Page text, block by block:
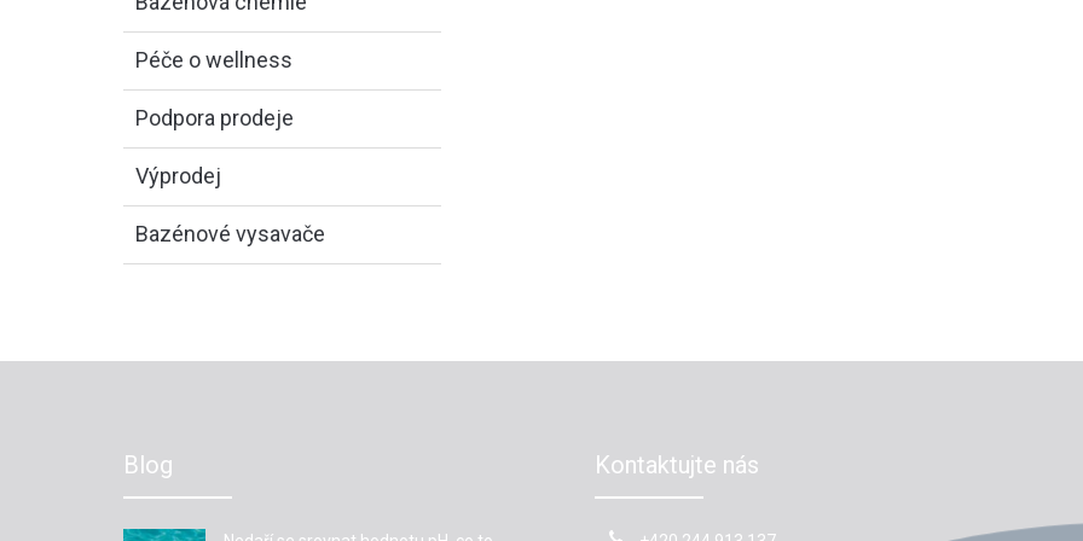
Péče o wellness
Podpora prodeje
Výprodej
Bazénové vysavače
Blog Kontaktujte nás